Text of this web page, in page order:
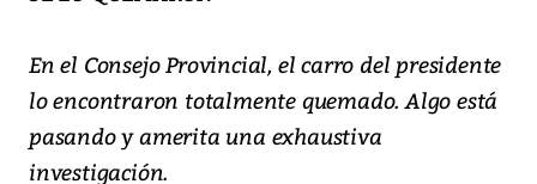
En el Consejo Provincial, el carro del presidente
lo encontraron totalmente quemado. Algo está
pasando y amerita una exhaustiva
investigación.